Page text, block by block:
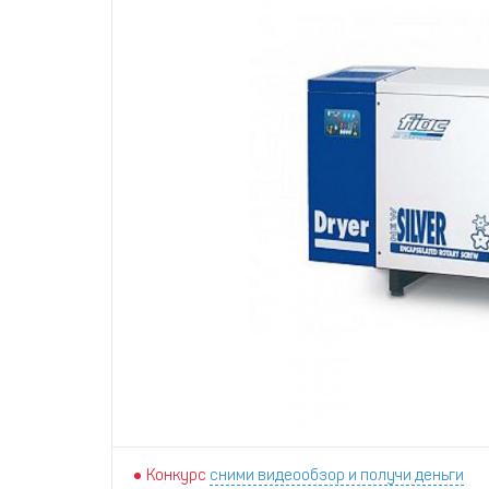
Конкурс сними видеообзор и получи деньги